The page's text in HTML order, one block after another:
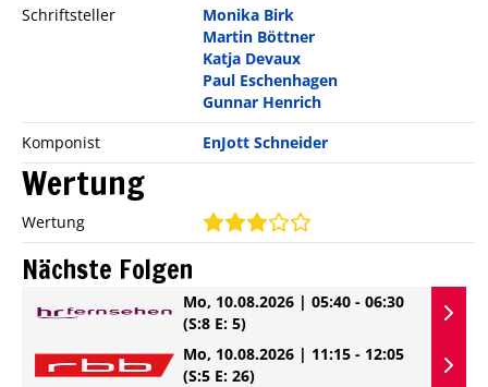
Schriftsteller
Monika Birk
Martin Böttner
Katja Devaux
Paul Eschenhagen
Gunnar Henrich
Komponist
EnJott Schneider
Wertung
Wertung
Nächste Folgen
Mo, 10.08.2026 | 05:40 - 06:30
(S:8 E: 5)
Mo, 10.08.2026 | 11:15 - 12:05
(S:5 E: 26)